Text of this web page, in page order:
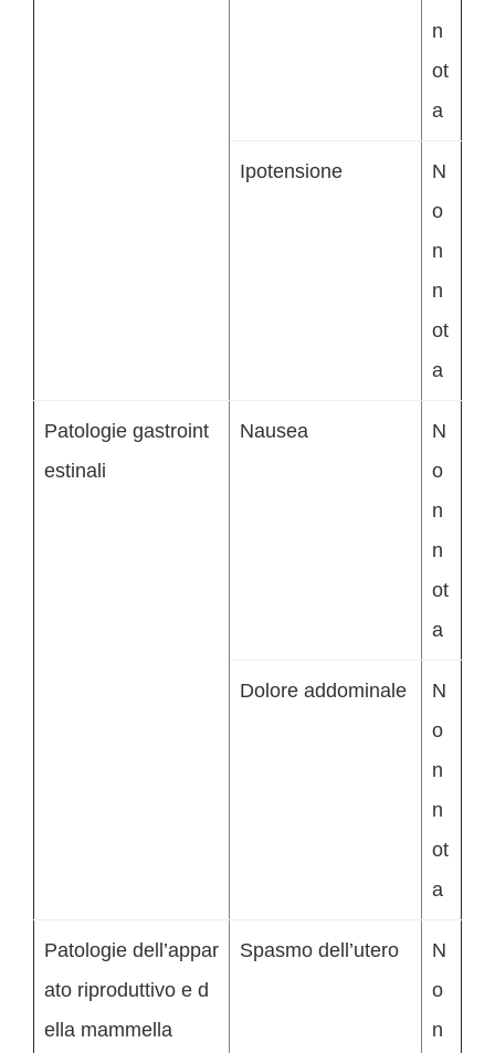
n
ot
a
Ipotensione
N
o
n
n
ot
a
Patologie gastroint
estinali
Nausea
N
o
n
n
ot
a
Dolore addominale
N
o
n
n
ot
a
Patologie dell’appar
ato riproduttivo e d
ella mammella
Spasmo dell’utero
N
o
n